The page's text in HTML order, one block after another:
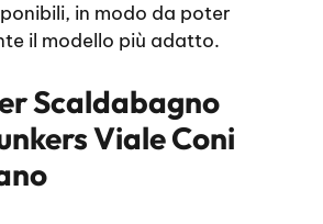
in modo da poter
il modello più adatto.
Scaldabagno
Viale Coni